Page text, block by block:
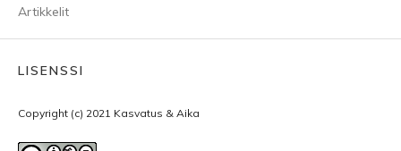
Artikkelit
LISENSSI
Copyright (c) 2021 Kasvatus & Aika